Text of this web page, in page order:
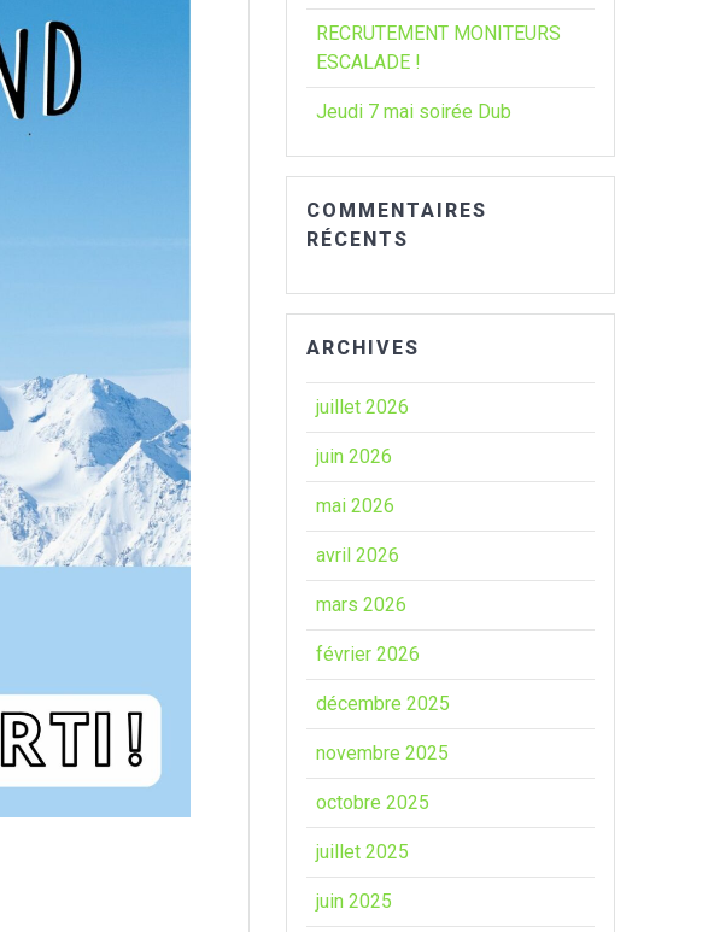
RECRUTEMENT MONITEURS
ESCALADE !
Jeudi 7 mai soirée Dub
COMMENTAIRES
RÉCENTS
ARCHIVES
juillet 2026
juin 2026
mai 2026
avril 2026
mars 2026
février 2026
décembre 2025
novembre 2025
octobre 2025
juillet 2025
juin 2025